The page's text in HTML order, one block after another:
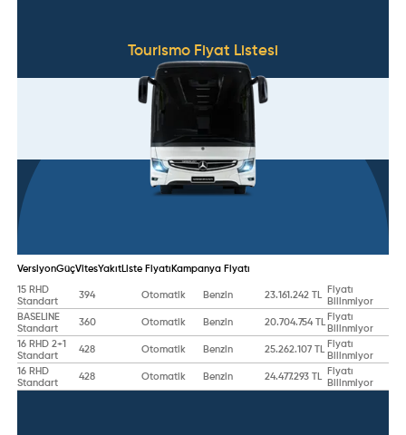
Tourismo Fiyat Listesi
VersiyonGüçVitesYakıt Liste Fiyatı Kampanya Fiyatı
15 RHD
Standart
394 Otomatik Benzin 23.161.242 TL
Fiyatı
Bilinmiyor
BASELINE
Standart
360 Otomatik Benzin 20.704.754 TL
Fiyatı
Bilinmiyor
16 RHD 2+1
Standart
428 Otomatik Benzin 25.262.107 TL
Fiyatı
Bilinmiyor
16 RHD
Standart
428 Otomatik Benzin 24.477.293 TL
Fiyatı
Bilinmiyor